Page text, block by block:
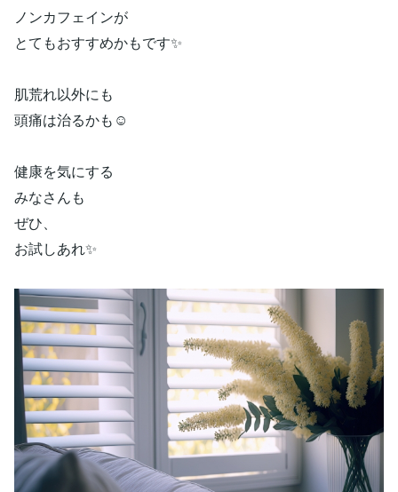
ノンカフェインが
とてもおすすめかもです✨
肌荒れ以外にも
頭痛は治るかも☺️
健康を気にする
みなさんも
ぜひ、
お試しあれ✨